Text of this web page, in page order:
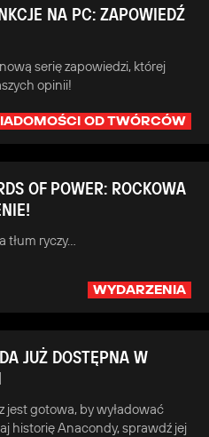
NA PC: ZAPOWIEDŹ
serię zapowiedzi, której
opinii!
OD TWÓRCÓW
OF POWER: ROCKOWA
tłum ryczy…
WYDARZENIA
JUŻ DOSTĘPNA W
jest gotowa, by wyładować
historię Anacondy, sprawdź jej